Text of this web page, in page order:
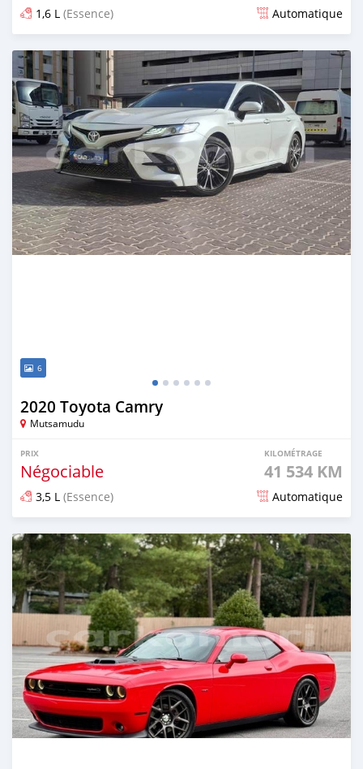
1,6 L (Essence) Automatique
Publié il y a plus d'un an
6
2020 Toyota Camry
Mutsamudu
PRIX
Négociable
KILOMÉTRAGE
41 534 KM
3,5 L (Essence) Automatique
Publié il y a plus d'un an